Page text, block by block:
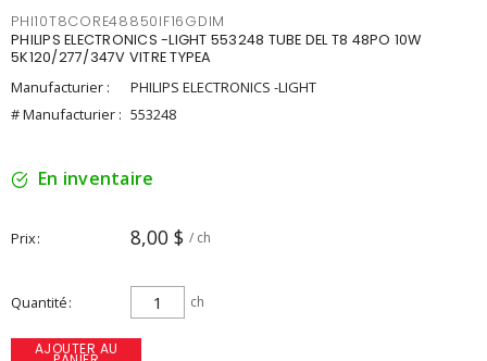
PHI10T8CORE48850IF16GDIM
PHILIPS ELECTRONICS -LIGHT 553248 TUBE DEL T8 48PO 10W
5K120/277/347V VITRE TYPEA
Manufacturier :
PHILIPS ELECTRONICS -LIGHT
# Manufacturier : 553248
En inventaire
Prix 8,00 $ / ch
Quantité ch
AJOUTER AU